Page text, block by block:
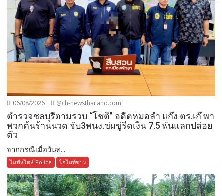
06/08/2026 @ch-newsthailand.com
ตำรวจชลบุรีตามรวบ “โชติ” อดีตหมอลำ แก๊ง ตร.เก๊ พา
พวกค้นร้านนวด จับ3พนง.ข่มขู่รีดเงิน 7.5 พันแลกปล่อย
ตัว
จากกรณีเมื่อวันท...
ไลฟ์สไตล์ Police ไฮไลท์ข่าว